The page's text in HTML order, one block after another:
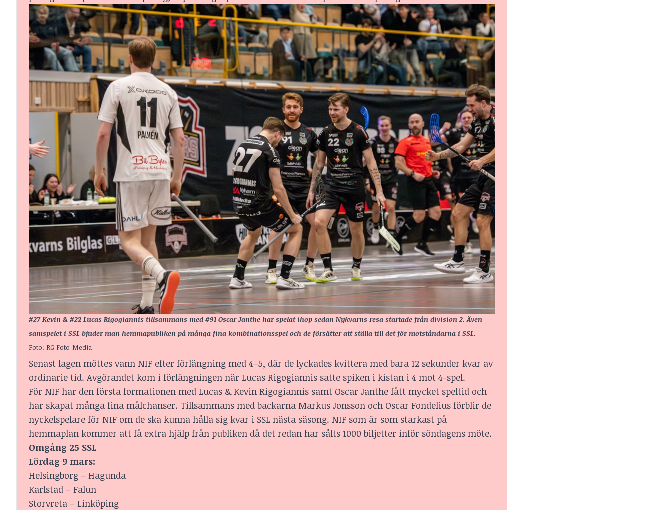
#27 Kevin & #22 Lucas Rigogiannis tillsammans med #91 Oscar Janthe har spelat ihop sedan Nykvarns resa startade från division 2. Även
samspelet i SSL bjuder man hemmapubliken på många fina kombinationsspel och de försätter att ställa till det för motståndarna i SSL.
Foto: RG Foto-Media
Senast lagen möttes vann NIF efter förlängning med 4–5, där de lyckades kvittera med bara 12 sekunder kvar av
ordinarie tid. Avgörandet kom i förlängningen när Lucas Rigogiannis satte spiken i kistan i 4 mot 4-spel.
För NIF har den första formationen med Lucas & Kevin Rigogiannis samt Oscar Janthe fått mycket speltid och
har skapat många fina målchanser. Tillsammans med backarna Markus Jonsson och Oscar Fondelius förblir de
nyckelspelare för NIF om de ska kunna hålla sig kvar i SSL nästa säsong. NIF som är som starkast på
hemmaplan kommer att få extra hjälp från publiken då det redan har sålts 1000 biljetter inför söndagens möte.
Omgång 25 SSL
Lördag 9 mars:
Helsingborg – Hagunda
Karlstad – Falun
Storvreta – Linköping